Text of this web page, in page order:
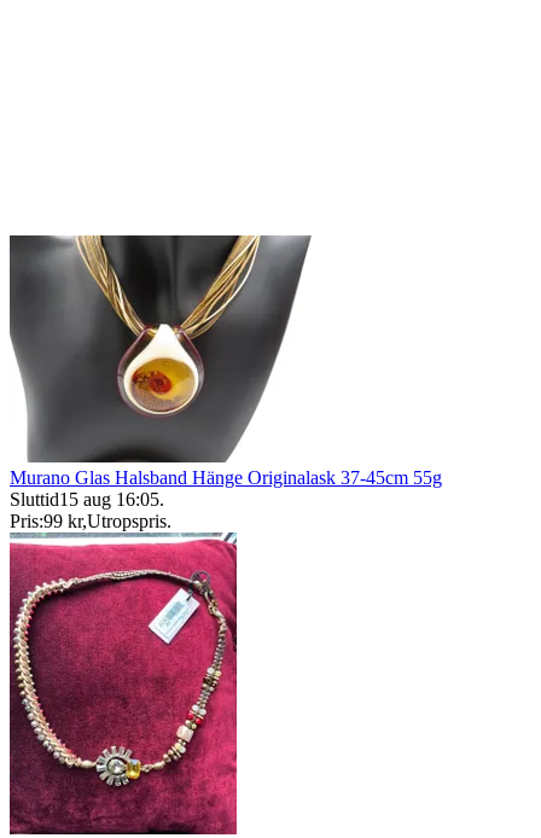
Murano Glas Halsband Hänge Originalask 37-45cm 55g
Sluttid15 aug 16:05.
Pris:99 kr,Utropspris.